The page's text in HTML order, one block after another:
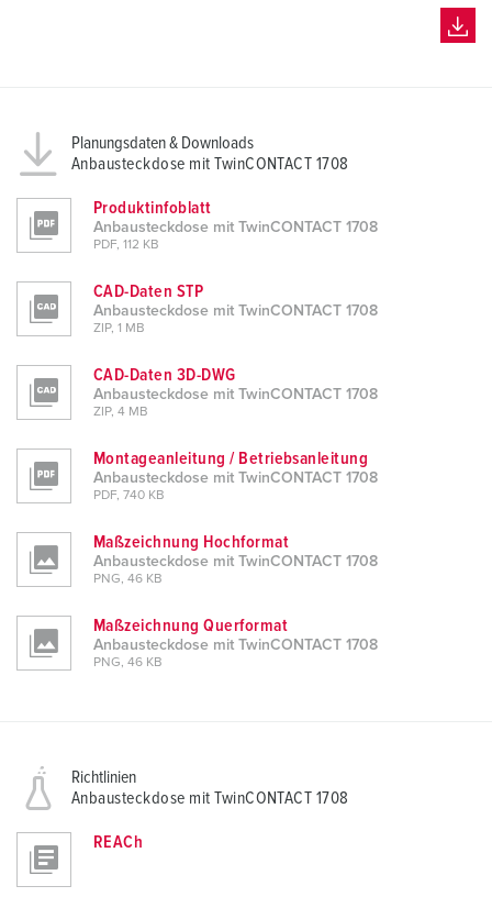
Planungsdaten & Downloads
Anbausteckdose mit TwinCONTACT 1708
Produktinfoblatt
Anbausteckdose mit TwinCONTACT 1708
PDF, 112 KB
CAD-Daten STP
Anbausteckdose mit TwinCONTACT 1708
ZIP, 1 MB
CAD-Daten 3D-DWG
Anbausteckdose mit TwinCONTACT 1708
ZIP, 4 MB
Montageanleitung / Betriebsanleitung
Anbausteckdose mit TwinCONTACT 1708
PDF, 740 KB
Maßzeichnung Hochformat
Anbausteckdose mit TwinCONTACT 1708
PNG, 46 KB
Maßzeichnung Querformat
Anbausteckdose mit TwinCONTACT 1708
PNG, 46 KB
Richtlinien
Anbausteckdose mit TwinCONTACT 1708
REACh